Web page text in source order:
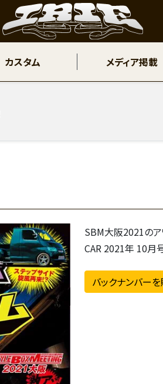
カスタム メディア掲載
SBM大阪2021のア
CAR 2021年 10月
バックナンバー